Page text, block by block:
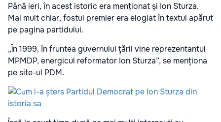
Până ieri, în acest istoric era menționat și Ion Sturza.
Mai mult chiar, fostul premier era elogiat în textul apărut
pe pagina partidului.
„În 1999, în fruntea guvernului ţării vine reprezentantul
MPMDP, energicul reformator Ion Sturza”, se menționa
pe site-ul PDM.